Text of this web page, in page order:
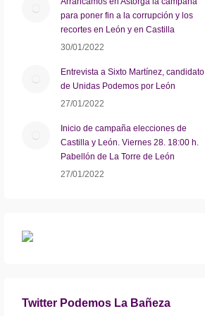
para poner fin a la corrupción y los
recortes en León y en Castilla
30/01/2022
Entrevista a Sixto Martínez, candidato
de Unidas Podemos por León
27/01/2022
Inicio de campaña elecciones de
Castilla y León. Viernes 28. 18:00 h.
Pabellón de La Torre de León
27/01/2022
Twitter Podemos La Bañeza